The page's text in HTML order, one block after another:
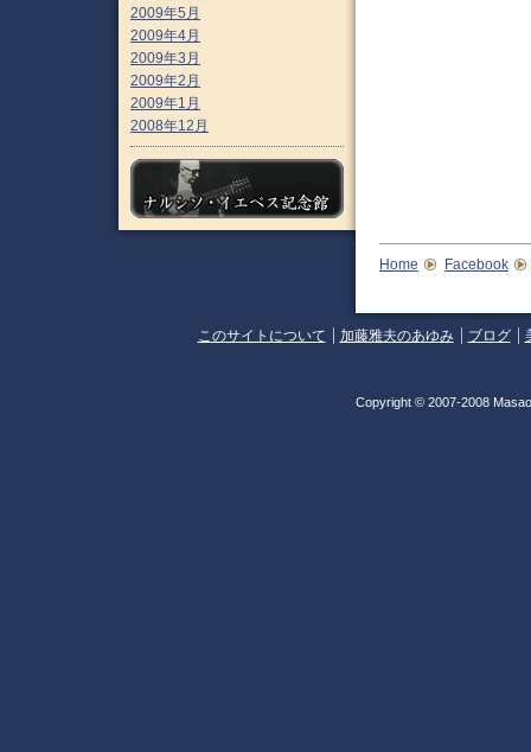
2009年5月
2009年4月
2009年3月
2009年2月
2009年1月
2008年12月
Home Facebook
このサイトについて 加藤雅夫のあゆみ ブログ
Copyright © 2007-2008